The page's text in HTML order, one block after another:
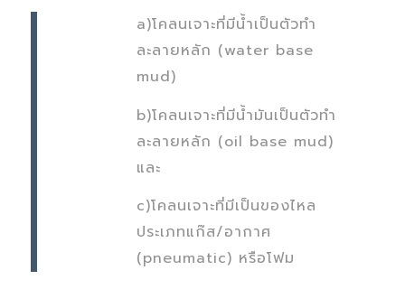
a)โคลนเจาะที่มีนํ้าเป็นตัวทำ
ละลายหลัก (water base
mud)
b)โคลนเจาะที่มีนํ้ามันเป็นตัวทำ
ละลายหลัก (oil base mud)
และ
c)โคลนเจาะที่มีเป็นของไหล
ประเภทแก๊ส/อากาศ
(pneumatic) หรือโฟม